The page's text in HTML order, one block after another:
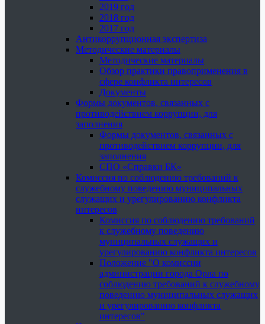
2019 год
2018 год
2017 год
Антикоррупционная экспертиза
Методические материалы
Методические материалы
Обзор практики правоприменения в
сфере конфликта интересов
Документы
Формы документов, связанных с
противодействием коррупции, для
заполнения
Формы документов, связанных с
противодействием коррупции, для
заполнения
СПО «Справки БК»
Комиссия по соблюдению требований к
служебному поведению муниципальных
служащих и урегулированию конфликта
интересов
Комиссия по соблюдению требований
к служебному поведению
муниципальных служащих и
урегулированию конфликта интересов
Положение "О комиссии
администрации города Орла по
соблюдению требований к служебному
поведению муниципальных служащих
и урегулированию конфликта
интересов"